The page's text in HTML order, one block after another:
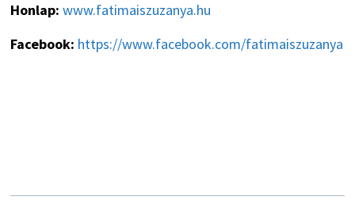
Honlap: www.fatimaiszuzanya.hu
Facebook: https://www.facebook.com/fatimaiszuzanya